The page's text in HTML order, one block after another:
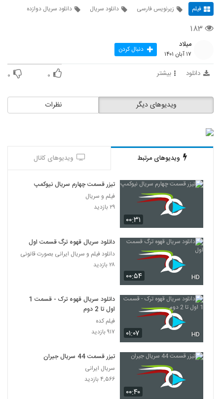
فیلم زیرنویس فارسی دانلود سریال دانلود سریال دوازده
۱۸۳
میلاد
۱۷ آبان ۱۴۰۱ دنبال کردن
دانلود بیشتر ۰ ۰
نظرات ویدیوهای دیگر
ویدیوهای مرتبط ویدیوهای کانال
۰۰:۳۱
تیزر قسمت چهارم سریال نیوکمپ
فیلم و سریال
۲۹ بازدید
۰۰:۵۴ HD
دانلود سریال قهوه ترگ قسمت اول
دانلود فیلم و سریال ایرانی بصورت قانونی
۲۸ بازدید
۰۱:۰۷ HD
دانلود سریال قهوه ترک - قسمت 1
اول تا 2 دوم
فیلم کده
۹۱۷ بازدید
۰۰:۴۰
تیزر قسمت 44 سریال جیران
سریال ایرانی
۴,۵۶۶ بازدید